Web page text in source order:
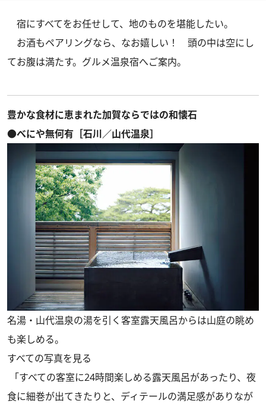
宿にすべてをお任せして、地のものを堪能したい。
お酒もペアリングなら、なお嬉しい！ 頭の中は空にし
てお腹は満たす。グルメ温泉宿へご案内。
豊かな食材に恵まれた加賀ならではの和懐石
●べにや無何有［石川／山代温泉］
名湯・山代温泉の湯を引く客室露天風呂からは山庭の眺め
も楽しめる。
すべての写真を見る
「すべての客室に24時間楽しめる露天風呂があったり、夜
食に細巻が出てきたりと、ディテールの満足感がありなが